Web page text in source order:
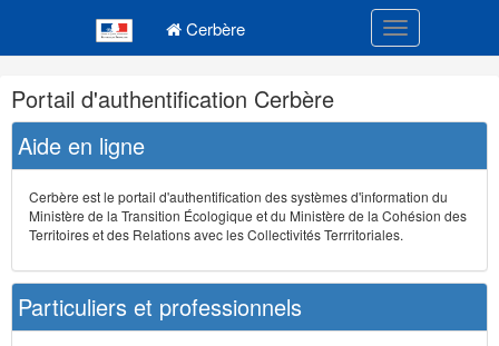
Cerbère Toggle
Navigation
et
outils
annexes
Portail d'authentification Cerbère
Aide en ligne
Cerbère est le portail d'authentification des systèmes d'information du
Ministère de la Transition Écologique et du Ministère de la Cohésion des
Territoires et des Relations avec les Collectivités Terrritoriales.
Particuliers et professionnels